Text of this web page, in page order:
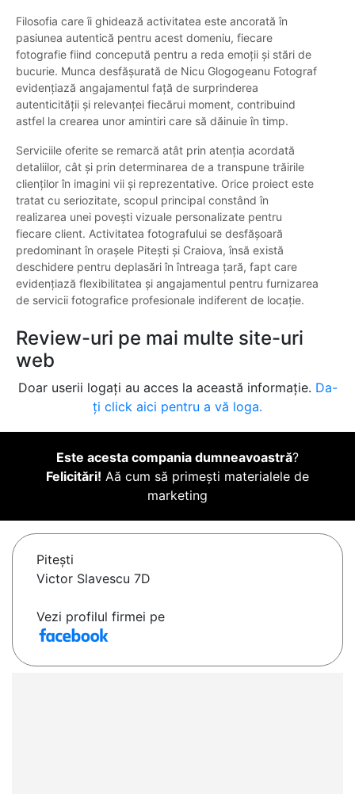
Filosofia care îi ghidează activitatea este ancorată în
pasiunea autentică pentru acest domeniu, fiecare
fotografie fiind concepută pentru a reda emoții și stări de
bucurie. Munca desfășurată de Nicu Glogogeanu Fotograf
evidențiază angajamentul față de surprinderea
autenticității și relevanței fiecărui moment, contribuind
astfel la crearea unor amintiri care să dăinuie în timp.
Serviciile oferite se remarcă atât prin atenția acordată
detaliilor, cât și prin determinarea de a transpune trăirile
clienților în imagini vii și reprezentative. Orice proiect este
tratat cu seriozitate, scopul principal constând în
realizarea unei povești vizuale personalizate pentru
fiecare client. Activitatea fotografului se desfășoară
predominant în orașele Pitești și Craiova, însă există
deschidere pentru deplasări în întreaga țară, fapt care
evidențiază flexibilitatea și angajamentul pentru furnizarea
de servicii fotografice profesionale indiferent de locație.
Review-uri pe mai multe site-uri
web
Doar userii logați au acces la această informație. Da-
ți click aici pentru a vă loga.
Este acesta compania dumneavoastră?
Felicitări! Aă cum să primești materialele de
marketing
Piteşti
Victor Slavescu 7D
Vezi profilul firmei pe